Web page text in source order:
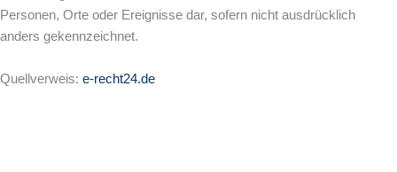
Personen, Orte oder Ereignisse dar, sofern nicht ausdrücklich
anders gekennzeichnet.
Quellverweis: e-recht24.de